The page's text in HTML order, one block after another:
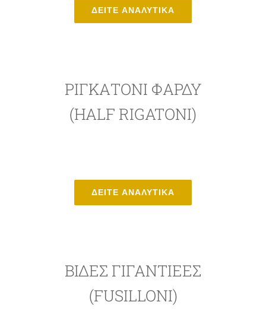
ΔΕΙΤΕ ΑΝΑΛΥΤΙΚΑ
ΡΙΓΚΑΤΌΝΙ ΦΑΡΔΎ
(HALF RIGATONI)
ΔΕΙΤΕ ΑΝΑΛΥΤΙΚΑ
ΒΊΔΕΣ ΓΙΓΑΝΤΙΈΕΣ
(FUSILLONI)